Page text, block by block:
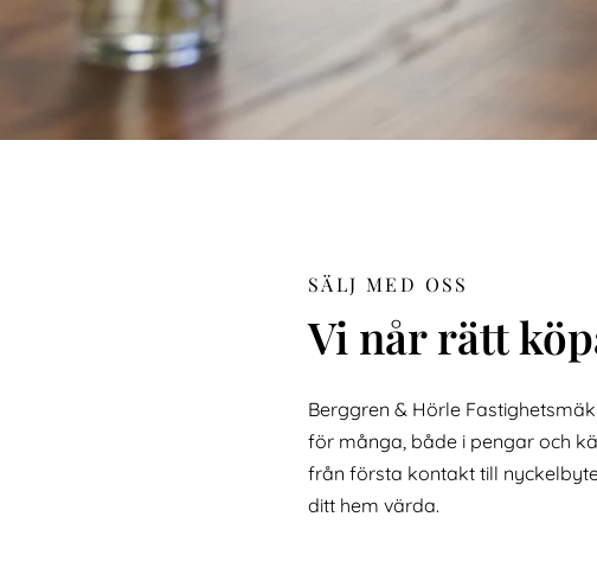
SÄLJ MED OSS
Vi når rätt
Berggren & Hörle
för många, både i pengar och
från första kontakt till
ditt hem värda.